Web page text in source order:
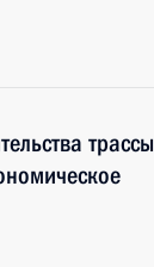
трассы